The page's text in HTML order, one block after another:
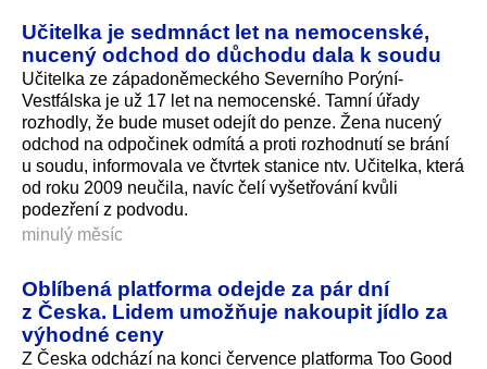
Učitelka je sedmnáct let na nemocenské,
nucený odchod do důchodu dala k soudu
Učitelka ze západoněmeckého Severního Porýní-
Vestfálska je už 17 let na nemocenské. Tamní úřady
rozhodly, že bude muset odejít do penze. Žena nucený
odchod na odpočinek odmítá a proti rozhodnutí se brání
u soudu, informovala ve čtvrtek stanice ntv. Učitelka, která
od roku 2009 neučila, navíc čelí vyšetřování kvůli
podezření z podvodu.
minulý měsíc
Oblíbená platforma odejde za pár dní
z Česka. Lidem umožňuje nakoupit jídlo za
výhodné ceny
Z Česka odchází na konci července platforma Too Good